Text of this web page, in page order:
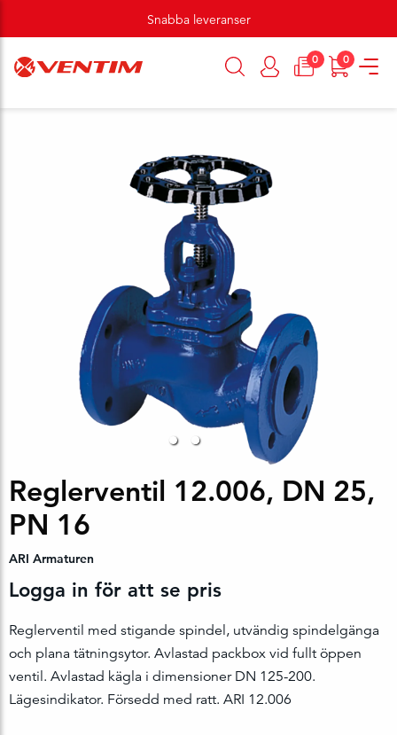
Snabba leveranser
0 0
Reglerventil 12.006, DN 25,
PN 16
ARI Armaturen
Logga in för att se pris
Reglerventil med stigande spindel, utvändig spindelgänga
och plana tätningsytor. Avlastad packbox vid fullt öppen
ventil. Avlastad kägla i dimensioner DN 125-200.
Lägesindikator. Försedd med ratt. ARI 12.006